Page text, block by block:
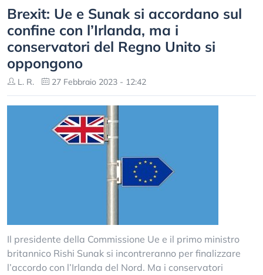
Brexit: Ue e Sunak si accordano sul
confine con l’Irlanda, ma i
conservatori del Regno Unito si
oppongono
L. R. 27 Febbraio 2023 - 12:42
Il presidente della Commissione Ue e il primo ministro
britannico Rishi Sunak si incontreranno per finalizzare
l’accordo con l’Irlanda del Nord. Ma i conservatori